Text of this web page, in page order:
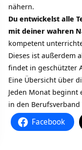
nähern.
Du entwickelst alle
mit deiner wahren
kompetent
Dieses ist außerdem
findet in geschützter
Eine Übersicht über
Jeden Monat beginnt
in den Berufsverband
Facebook